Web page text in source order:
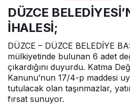
DÜZCE
İHALESİ;
DÜZCE – DÜZCE BELEDİYE
mülkiyetinde bulunan 6 adet
çıkardığını duyurdu. Katma
Kanunu’nun 17/4-p maddesi
tutulacak olan taşınmazlar,
fırsat sunuyor.